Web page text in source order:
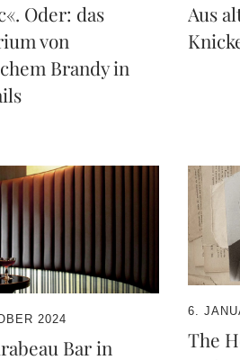
Oder: das
von
Brandy in
Aus
2024
Bar in
6.
The